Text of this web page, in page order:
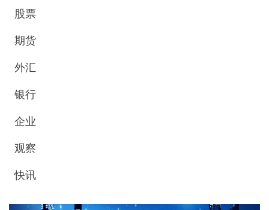
股票
期货
外汇
银行
企业
观察
快讯